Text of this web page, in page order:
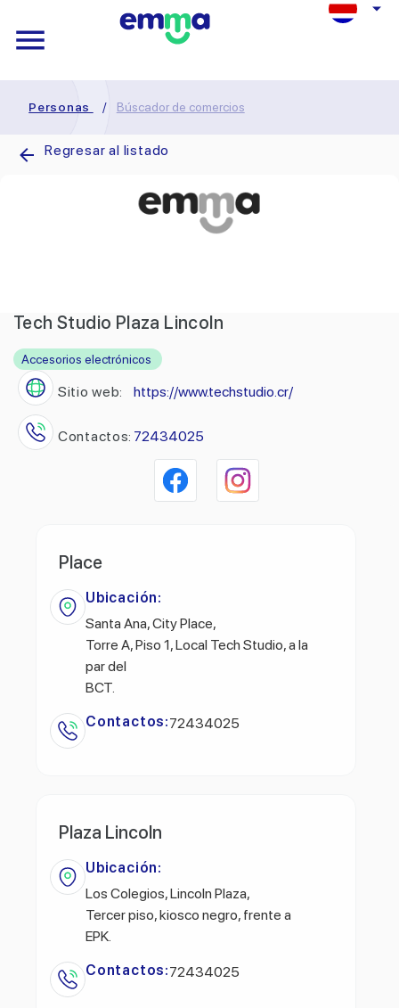
Personas / Búscador de comercios
Regresar al listado
Tech Studio Plaza Lincoln
Accesorios electrónicos
Sitio web: https://www.techstudio.cr/
Contactos: 72434025
Place
Ubicación:
Santa Ana, City Place,
Torre A, Piso 1, Local Tech Studio, a la
par del
BCT.
Contactos:72434025
Plaza Lincoln
Ubicación:
Los Colegios, Lincoln Plaza,
Tercer piso, kiosco negro, frente a
EPK.
Contactos:72434025